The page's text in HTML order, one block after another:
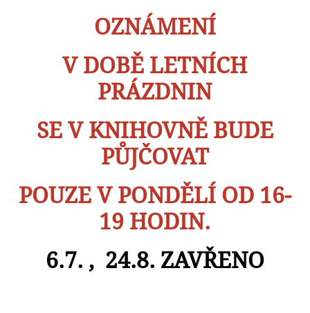
OZNÁMENÍ
V DOBĚ LETNÍCH
PRÁZDNIN
SE V KNIHOVNĚ BUDE
PŮJČOVAT
POUZE V PONDĚLÍ OD 16-
19 HODIN.
6.7. , 24.8. ZAVŘENO